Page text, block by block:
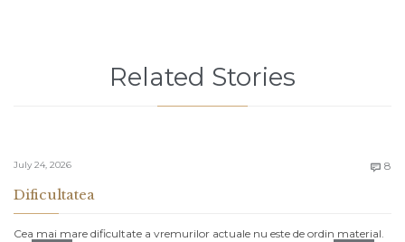
Related Stories
July 24, 2026  8
Dificultatea
Cea mai mare dificultate a vremurilor actuale nu este de ordin material.